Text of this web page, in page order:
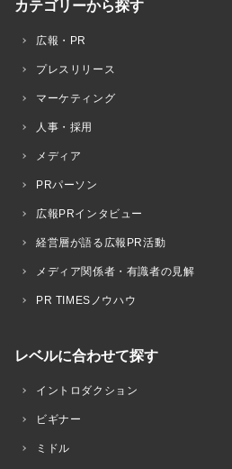
カテゴリーから探す
広報・PR
プレスリリース
マーケティング
人事・採用
メディア
PRパーソン
広報PRインタビュー
経営層が語る広報PR活動
メディア関係者・有識者の見解
PR TIMESノウハウ
レベルに合わせて探す
イントロダクション
ビギナー
ミドル